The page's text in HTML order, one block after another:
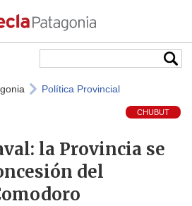
Política Provincial
CHUBUT
la Provincia se
del